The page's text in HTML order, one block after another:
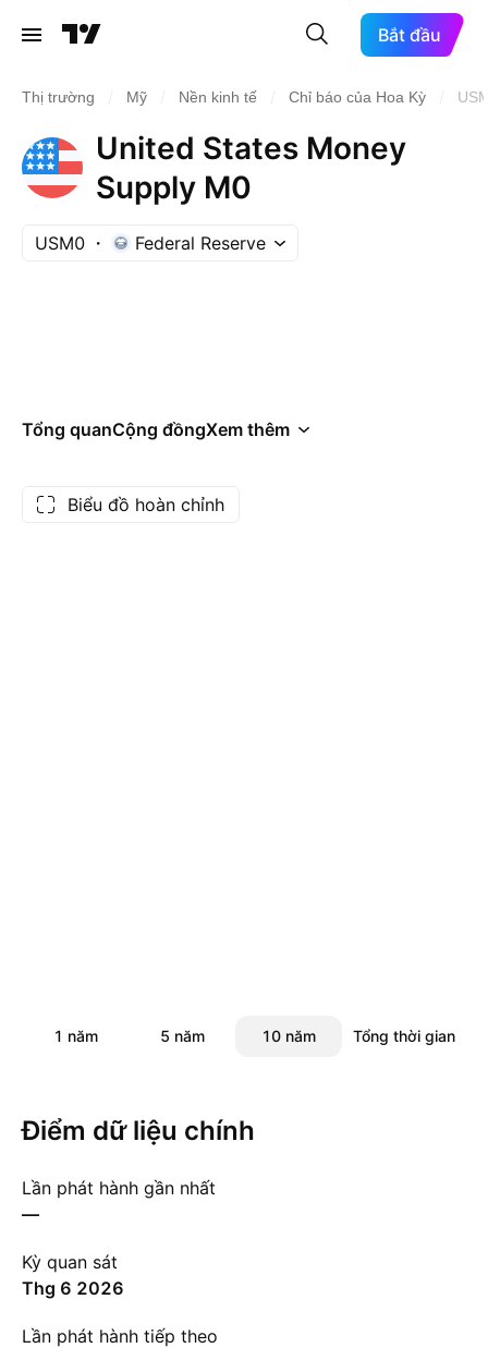
Bắt đầu
Thị trường Mỹ Nền kinh tế Chỉ báo của Hoa Kỳ
United States Money
Supply M0
USM0 Federal Reserve
Tổng quanCộng đồngXem thêm
Biểu đồ hoàn chỉnh
1 năm 5 năm 10 năm Tổng thời gian
Điểm dữ liệu chính
Lần phát hành gần nhất
—
Kỳ quan sát
thg 6 2026
Lần phát hành tiếp theo